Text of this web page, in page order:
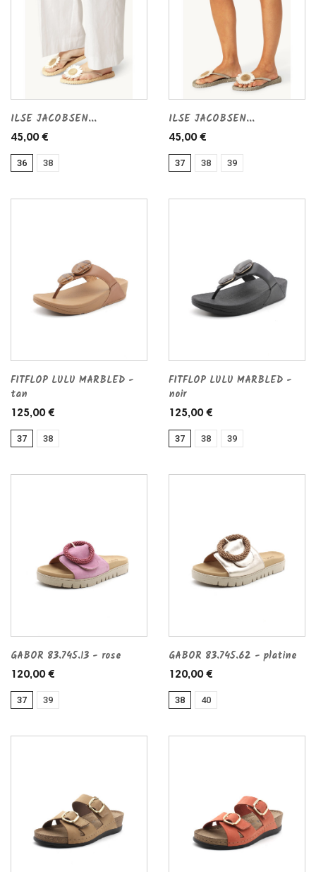
ILSE JACOBSEN...
45,00 €
36 38
ILSE JACOBSEN...
45,00 €
37 38 39
FITFLOP LULU MARBLED -
tan
125,00 €
37 38
FITFLOP LULU MARBLED -
noir
125,00 €
37 38 39
GABOR 83.745.13 - rose
120,00 €
37 39
GABOR 83.745.62 - platine
120,00 €
38 40